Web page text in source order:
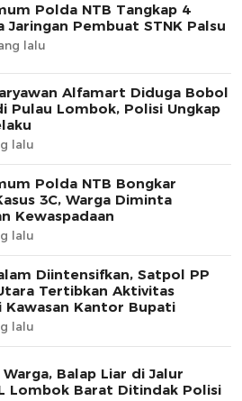
Polda NTB Tangkap 4
Jaringan Pembuat STNK Palsu
lalu
Alfamart Diduga Bobol
Pulau Lombok, Polisi Ungkap
lalu
Polda NTB Bongkar
3C, Warga Diminta
Kewaspadaan
lalu
Diintensifkan, Satpol PP
Tertibkan Aktivitas
Kawasan Kantor Bupati
lalu
Warga, Balap Liar di Jalur
Lombok Barat Ditindak Polisi